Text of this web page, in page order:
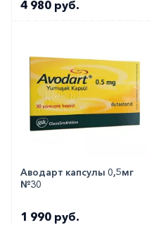
4 980 руб.
Аводарт капсулы 0,5мг
№30
1 990 руб.